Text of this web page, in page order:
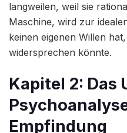
langweilen, weil sie
Maschine, wird zur
keinen eigenen Willen
widersprechen könnte.
Kapitel 2: Das
Empfindung